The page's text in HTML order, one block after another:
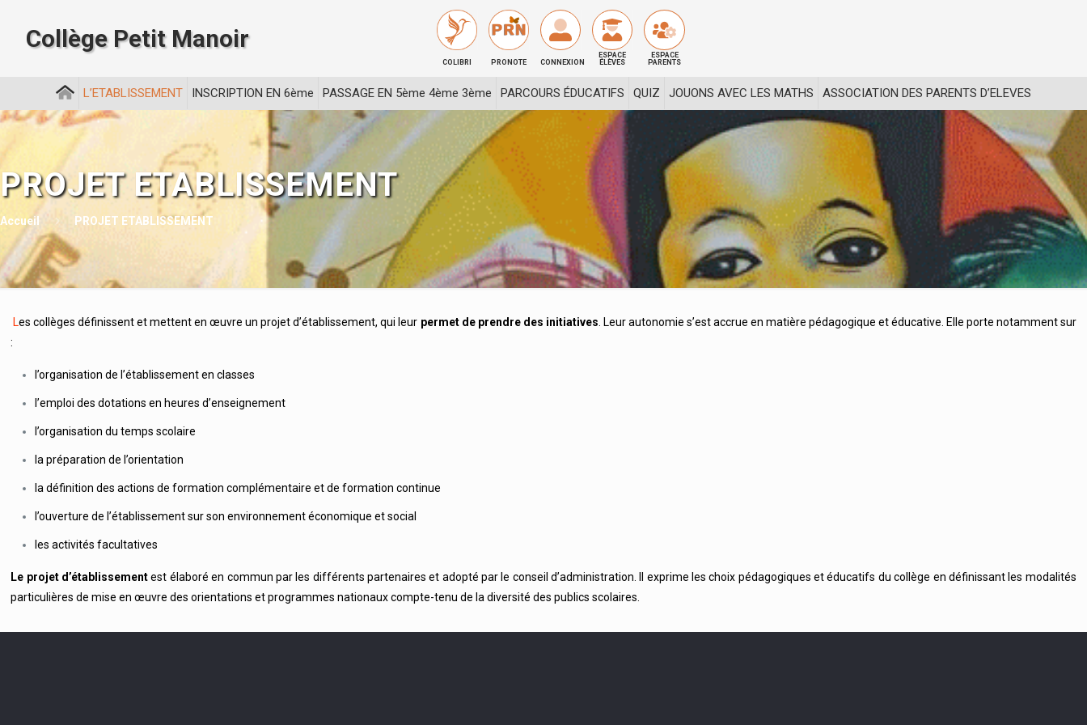
Collège Petit Manoir
COLIBRI PRONOTE CONNEXION
ESPACE
ÉLÈVES
ESPACE
PARENTS
L’ETABLISSEMENT INSCRIPTION EN 6ème PASSAGE EN 5ème 4ème 3ème PARCOURS ÉDUCATIFS QUIZ JOUONS AVEC LES MATHS ASSOCIATION DES PARENTS D’ELEVES
PROJET ETABLISSEMENT
Accueil PROJET ETABLISSEMENT
Les collèges définissent et mettent en œuvre un projet d’établissement, qui leur permet de prendre des initiatives . Leur autonomie s’est accrue en matière pédagogique et éducative. Elle porte notamment sur
:
l’organisation de l’établissement en classes
l’emploi des dotations en heures d’enseignement
l’organisation du temps scolaire
la préparation de l’orientation
la définition des actions de formation complémentaire et de formation continue
l’ouverture de l’établissement sur son environnement économique et social
les activités facultatives
Le projet d’établissementest élaboré en commun par les différents partenaires et adopté par le conseil d’administration. Il exprime les choix pédagogiques et éducatifs du collège en définissant les modalités
particulières de mise en œuvre des orientations et programmes nationaux compte-tenu de la diversité des publics scolaires.